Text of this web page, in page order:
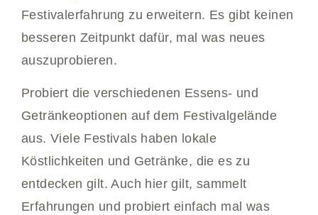
Festivalerfahrung zu erweitern. Es gibt keinen
besseren Zeitpunkt dafür, mal was neues
auszuprobieren.
Probiert die verschiedenen Essens- und
Getränkeoptionen auf dem Festivalgelände
aus. Viele Festivals haben lokale
Köstlichkeiten und Getränke, die es zu
entdecken gilt. Auch hier gilt, sammelt
Erfahrungen und probiert einfach mal was